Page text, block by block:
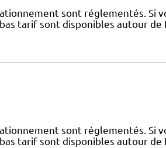
sont réglementés. Si
tarif sont disponibles autour de
sont réglementés. Si
tarif sont disponibles autour de